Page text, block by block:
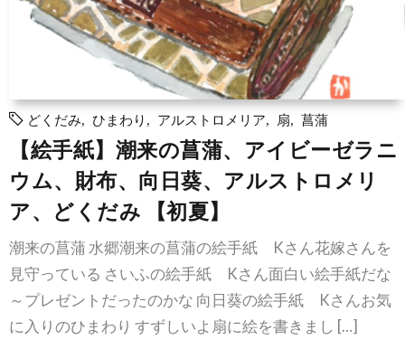
どくだみ ひまわり アルストロメリア 扇 菖蒲
【絵手紙】潮来の菖蒲、アイビーゼラニ
ウム、財布、向日葵、アルストロメリ
ア、どくだみ 【初夏】
潮来の菖蒲 水郷潮来の菖蒲の絵手紙 Kさん花嫁さんを
見守っている さいふの絵手紙 Kさん面白い絵手紙だな
～プレゼントだったのかな 向日葵の絵手紙 Kさんお気
に入りのひまわり すずしいよ扇に絵を書きまし […]